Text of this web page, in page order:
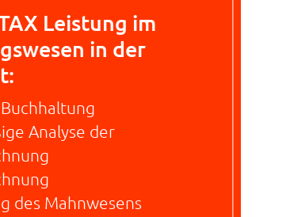
Leistung im
in der
Analyse der
des Mahnwesens